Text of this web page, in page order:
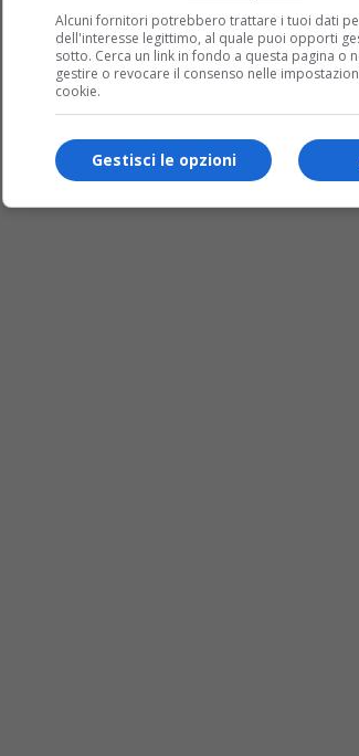
Alcuni fornitori potrebbero trattare i tuoi dati
dell'interesse legittimo, al quale puoi opporti
sotto. Cerca un link in fondo a questa pagina o
gestire o revocare il consenso nelle
cookie.
Gestisci le opzioni